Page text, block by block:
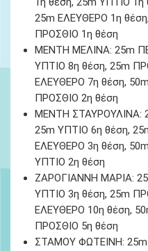
25m ΕΛΕΥΘΕΡΟ 1η θέση
ΠΡΟΣΘΙΟ 1η θέση
ΜΕΝΤΗ ΜΕΛΙΝΑ: 25m
ΥΠΤΙΟ 8η θέση, 25m
ΕΛΕΥΘΕΡΟ 7η θέση,
ΠΡΟΣΘΙΟ 2η θέση
ΜΕΝΤΗ ΣΤΑΥΡΟΥΛΙΝΑ:
25m ΥΠΤΙΟ 6η θέση,
ΕΛΕΥΘΕΡΟ 3η θέση,
ΥΠΤΙΟ 2η θέση
ΖΑΡΟΓΙΑΝΝΗ ΜΑΡΙΑ:
ΥΠΤΙΟ 3η θέση, 25m
ΕΛΕΥΘΕΡΟ 10η θέση,
ΠΡΟΣΘΙΟ 5η θέση
ΣΤΑΜΟΥ ΦΩΤΕΙΝΗ: 25